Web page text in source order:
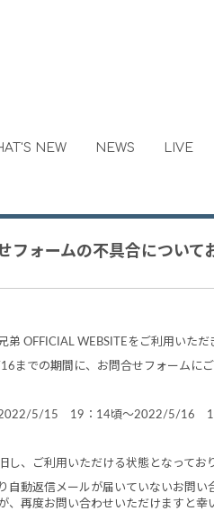
NEW NEWS LIVE
フォームの不具合について
弟 OFFICIAL WEBSITEをご利用いただ
での期間に、お問合せフォームにご
2022/5/15 19：14頃～2022/5/16
し、ご利用いただける状態となってお
自動返信メールが届いていないお問い
、再度お問い合わせいただけますと幸